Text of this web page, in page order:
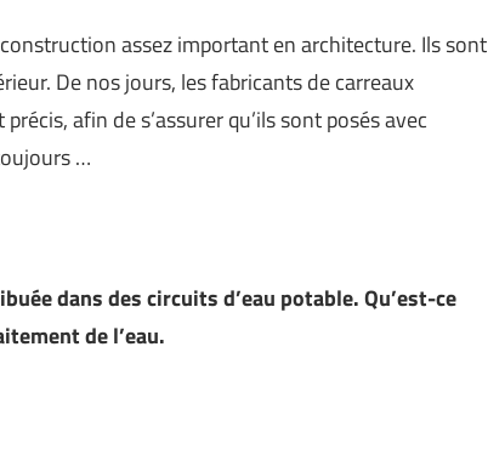
assez important en architecture. Ils sont
De nos jours, les fabricants de carreaux
afin de s’assurer qu’ils sont posés avec
…
dans des circuits d’eau potable. Qu’est-ce
de l’eau.